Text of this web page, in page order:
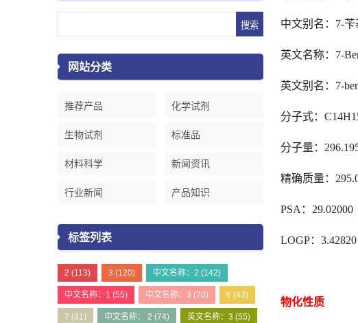
网站分类
推荐产品 化学试剂
生物试剂 标准品
材料科学 新闻资讯
行业新闻 产品知识
标签列表
2 (113) 3 (120) 中文名称：2 (142)
中文名称：1 (55) 中文名称：3 (70) 6 (43)
7 (31) 中文名称： 2 (74) 英文名称：3 (55)
中文别名：7-苄
英文名称：7-
英文别名：7-
分子式：
分子量：
精确质量：
PSA：29.02000
LOGP：3.42820
物化性质